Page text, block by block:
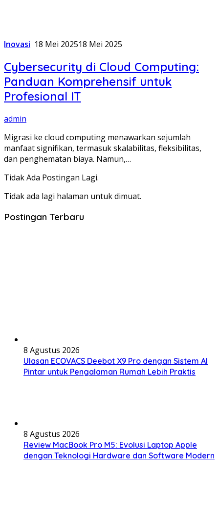
Inovasi 18 Mei 202518 Mei 2025
Cybersecurity di Cloud Computing:
Panduan Komprehensif untuk
Profesional IT
admin
Migrasi ke cloud computing menawarkan sejumlah
manfaat signifikan, termasuk skalabilitas, fleksibilitas,
dan penghematan biaya. Namun,…
Tidak Ada Postingan Lagi.
Tidak ada lagi halaman untuk dimuat.
Postingan Terbaru
8 Agustus 2026
Ulasan ECOVACS Deebot X9 Pro dengan Sistem AI
Pintar untuk Pengalaman Rumah Lebih Praktis
8 Agustus 2026
Review MacBook Pro M5: Evolusi Laptop Apple
dengan Teknologi Hardware dan Software Modern